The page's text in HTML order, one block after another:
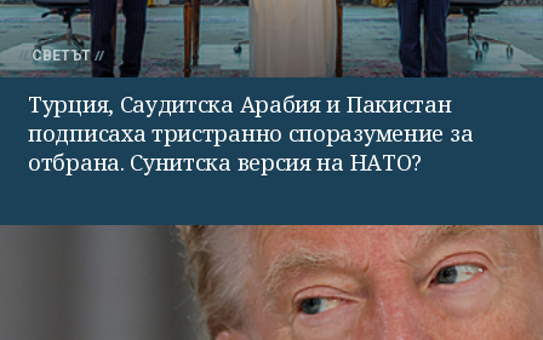
СВЕТЪТ
Турция, Саудитска Арабия и Пакистан
подписаха тристранно споразумение за
отбрана. Сунитска версия на НАТО?